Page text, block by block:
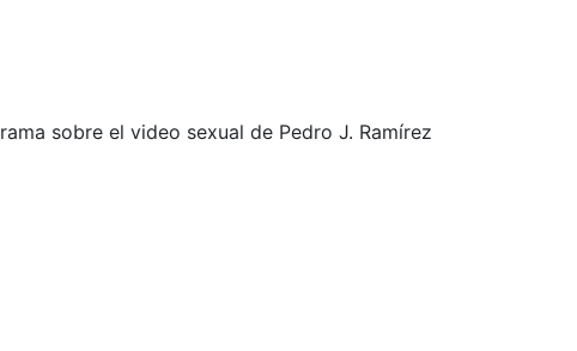
sobre el video sexual de Pedro J. Ramírez